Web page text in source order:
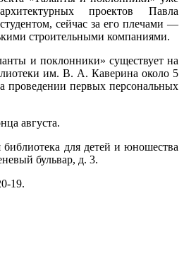
проектов Павла
сейчас за его плечами —
строительными компаниями.
и поклонники» существует на
им. В. А. Каверина около 5
проведении первых персональных
августа.
библиотека для детей и юношества
бульвар, д. 3.
19.